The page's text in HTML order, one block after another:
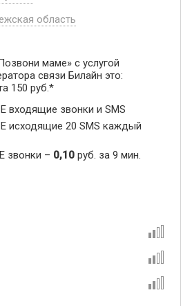
область
маме» с услугой
связи Билайн это:
150 руб.*
звонки и SMS
исходящие 20 SMS каждый
– 0,10 руб. за 9 мин.